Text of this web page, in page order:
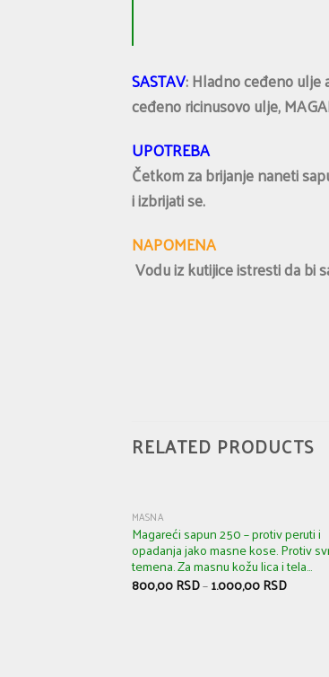
SASTAV: Hladno ceđeno ulje
ceđeno ricinusovo ulje,
UPOTREBA
Četkom za brijanje naneti
i izbrijati se.
NAPOMENA
Vodu iz kutijice istresti da bi
RELATED PRODUCTS
MASNA
Magareći sapun 250 – protiv peruti i
opadanja jako masne kose. Protiv
temena. Za masnu kožu lica i tela…
800,00RSD–1.000,00RSD